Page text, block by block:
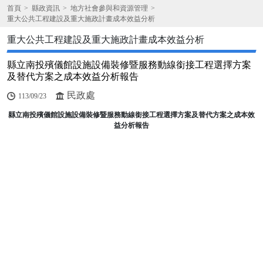
首頁 縣政資訊
地方社會參與和資源管理
重大公共工程建設及重大施政計畫成本效益分析
重大公共工程建設及重大施政計畫成本效益分析
縣立南投殯儀館設施設備裝修暨服務動線銜接工程選擇方案
及替代方案之成本效益分析報告
113/09/23 民政處
縣立南投殯儀館設施設備裝修暨服務動線銜接工程選擇方案及替代方案之成本效
益分析報告